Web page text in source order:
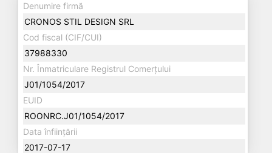
Denumire firmă
CRONOS STIL DESIGN SRL
Cod fiscal (CIF/CUI)
37988330
Nr. Înmatriculare Registrul Comerțului
J01/1054/2017
EUID
ROONRC.J01/1054/2017
Data înființării
2017-07-17